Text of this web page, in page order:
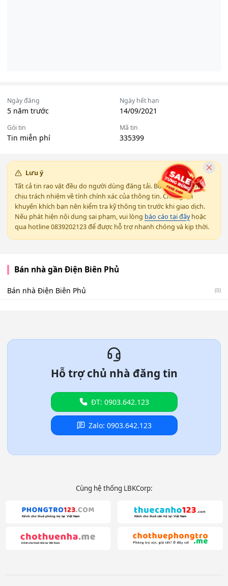
Ngày đăng
5 năm trước
Ngày hết hạn
14/09/2021
Gói tin
Tin miễn phí
Mã tin
335399
Lưu ý
Tất cả tin rao vặt đều do người dùng đăng tải. Bds123.vn không
chịu trách nhiệm về tính chính xác của thông tin. Chúng tôi
khuyến khích bạn nên kiểm tra kỹ thông tin trước khi giao dịch.
Nếu phát hiện nội dung sai phạm, vui lòng báo cáo tại đâyhoặc
qua hotline 0839202123 để được hỗ trợ nhanh chóng và kịp thời.
Bán nhà gần Điện Biên Phủ
Bán nhà Điện Biên Phủ (0)
Hỗ trợ chủ nhà đăng tin
ĐT: 0903.642.123
Zalo: 0903.642.123
Cùng hệ thống LBKCorp: